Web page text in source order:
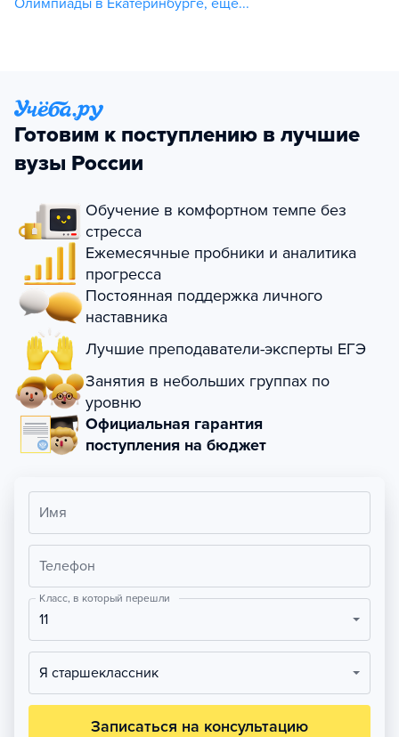
Олимпиады в Екатеринбурге, еще...
Готовим к поступлению в лучшие
вузы России
Обучение в комфортном темпе без
стресса
Ежемесячные пробники и аналитика
прогресса
Постоянная поддержка личного
наставника
Лучшие преподаватели-эксперты ЕГЭ
Занятия в небольших группах по
уровню
Официальная гарантия
поступления на бюджет
Имя
Телефон
Класс, в который перешли
11
Я старшеклассник
Записаться на консультацию